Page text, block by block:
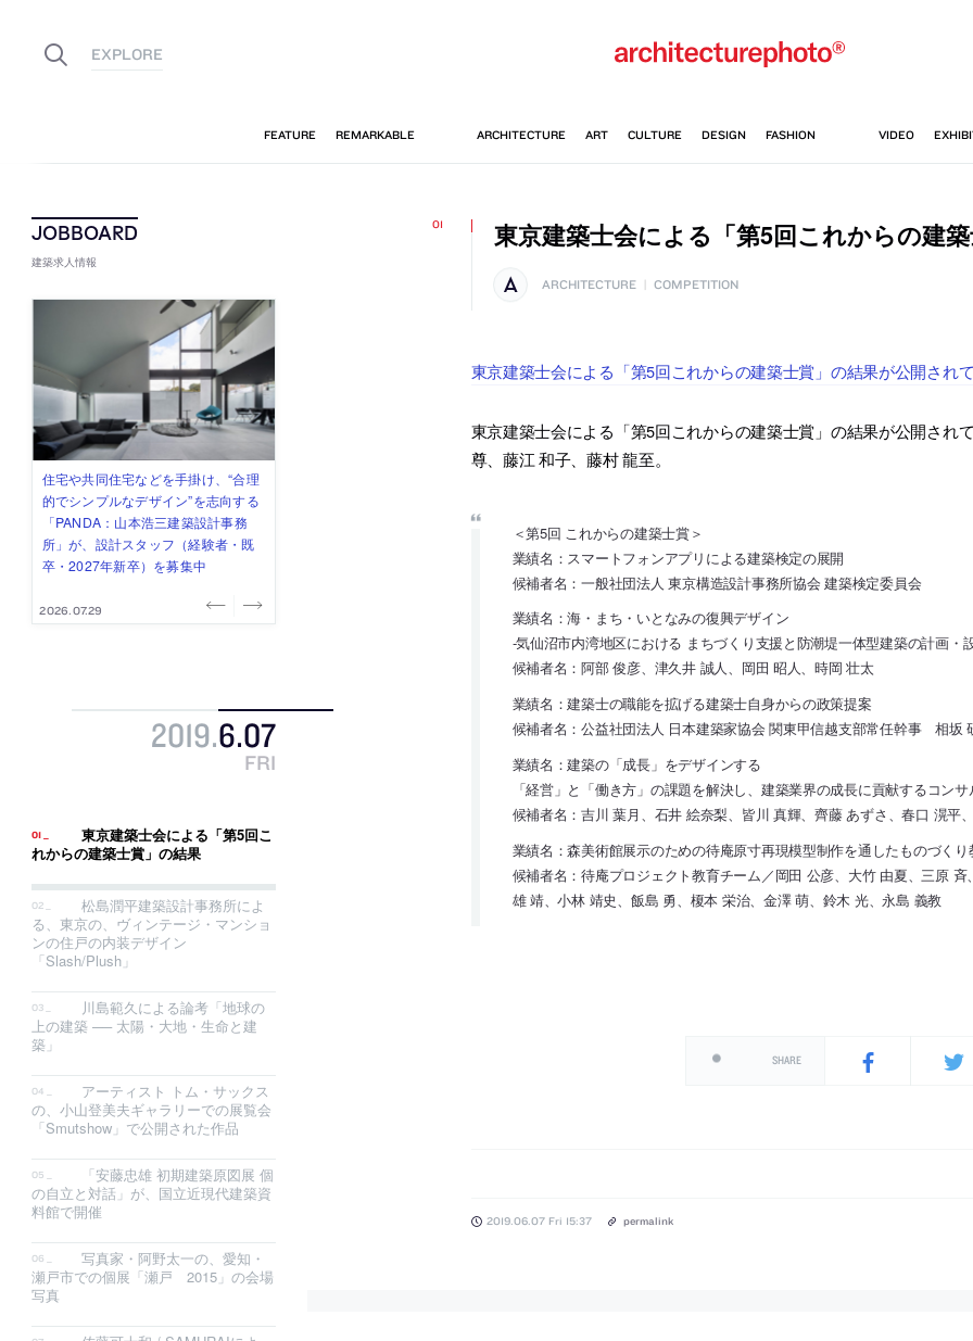
建築求人情報
古民家を軸に全国で“価値循環の仕組
み”を作り、リモートワーク主体の働
き方を実践する「株式会社つぎと」
が、設計スタッフ（経験者・既卒）
を募集中
2026.08.03
リノベる株式会社が、設計パートナ
ー (業務委託) を募集中
2026.08.03
社会への影響力のある建築を手掛
け、スタッフ同士で助け合う環境づ
くりも行う「E.A.S.T.architects」
が、設計スタッフ（経験者・既卒・
2027年新卒）を募集中
2026.07.31
代官山を拠点に活動する「梅澤竜也 /
ALA INC.」が、設計スタッフ・アル
バイト・事務職を募集中
2026.07.30
住宅や共同住宅などを手掛け、“合理
的でシンプルなデザイン”を志向する
「PANDA：山本浩三建築設計事務
所」が、設計スタッフ（経験者・既
卒・2027年新卒）を募集中
2026.07.29
2019.6.07
FRI
東京建築士会による「第5回こ
れからの建築士賞」の結果
松島潤平建築設計事務所によ
る、東京の、ヴィンテージ・マンショ
ンの住戸の内装デザイン
「Slash/Plush」
川島範久による論考「地球の
上の建築 ── 太陽・大地・⽣命と建
築」
アーティスト トム・サックス
の、小山登美夫ギャラリーでの展覧会
「Smutshow」で公開された作品
「安藤忠雄 初期建築原図展 個
の自立と対話」が、国立近現代建築資
料館で開催
写真家・阿野太一の、愛知・
瀬戸市での個展「瀬戸 2015」の会場
写真
東京建築士会による「第5回これからの建
ARCHITECTURE COMPETITION
東京建築士会による「第5回これからの建築士賞」の結果が公開され
東京建築士会による「第5回これからの建築士賞」の結果が公開され
尊、藤江 和子、藤村 龍至。
＜第5回 これからの建築士賞＞
業績名：スマートフォンアプリによる建築検定の展開
候補者名：一般社団法人 東京構造設計事務所協会 建築検定委員会
業績名：海・まち・いとなみの復興デザイン
-気仙沼市内湾地区における まちづくり支援と防潮堤一体型建築の計画・
候補者名：阿部 俊彦、津久井 誠人、岡田 昭人、時岡 壮太
業績名：建築士の職能を拡げる建築士自身からの政策提案
候補者名：公益社団法人 日本建築家協会 関東甲信越支部常任幹事 相坂
業績名：建築の「成長」をデザインする
「経営」と「働き方」の課題を解決し、建築業界の成長に貢献するコン
候補者名：吉川 葉月、石井 絵奈梨、皆川 真輝、齊藤 あずさ、春口 滉平
業績名：森美術館展示のための待庵原寸再現模型制作を通したものづく
候補者名：待庵プロジェクト教育チーム／岡田 公彦、大竹 由夏、三原
雄 靖、小林 靖史、飯島 勇、榎本 栄治、金澤 萌、鈴木 光、永島 義教
SHARE
2019.06.07 Fri 15:37 permalink